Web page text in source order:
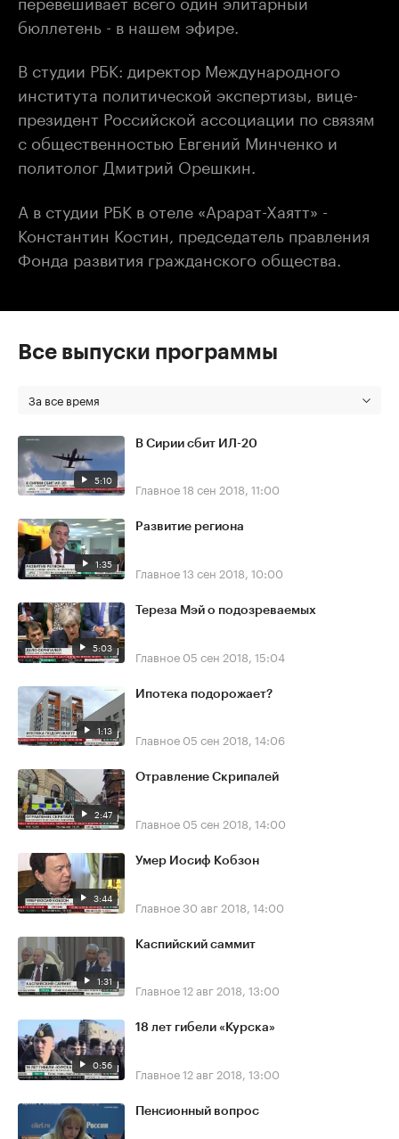
бюллетень - в нашем эфире.
В студии РБК: директор Международного
института политической экспертизы, вице-
президент Российской ассоциации по связям
с общественностью Евгений Минченко и
политолог Дмитрий Орешкин.
А в студии РБК в отеле «Арарат-Хаятт» -
Константин Костин, председатель правления
Фонда развития гражданского общества.
Все выпуски программы
За все время
5:10
В Сирии сбит ИЛ-20
Главное18 сен 2018, 11:00
1:35
Развитие региона
Главное13 сен 2018, 10:00
5:03
Тереза Мэй о подозреваемых
Главное 05 сен 2018, 15:04
1:13
Ипотека подорожает?
Главное 05 сен 2018, 14:06
2:47
Отравление Скрипалей
Главное 05 сен 2018, 14:00
3:44
Умер Иосиф Кобзон
Главное30 авг 2018, 14:00
1:31
Каспийский саммит
Главное12 авг 2018, 13:00
0:56
18 лет гибели «Курска»
Главное12 авг 2018, 13:00
Пенсионный вопрос